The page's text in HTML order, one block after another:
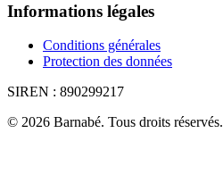
Informations légales
Conditions générales
Protection des données
SIREN : 890299217
© 2026 Barnabé. Tous droits réservés.